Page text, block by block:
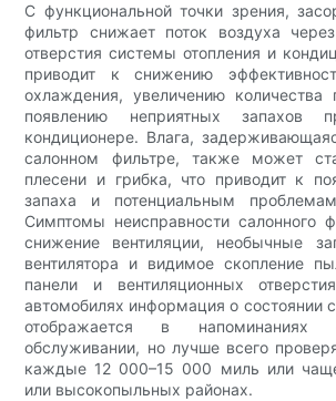
С функциональной точки зрения,
фильтр снижает поток воздуха
отверстия системы отопления и
приводит к снижению
охлаждения, увеличению
появлению неприятных запахов
кондиционере. Влага,
салонном фильтре, также может
плесени и грибка, что приводит к
запаха и потенциальным
Симптомы неисправности салонного
снижение вентиляции, необычные
вентилятора и видимое скопление
панели и вентиляционных
автомобилях информация о состоянии
отображается в напоминаниях
обслуживании, но лучше всего
каждые 12 000–15 000 миль или
или высокопыльных районах.